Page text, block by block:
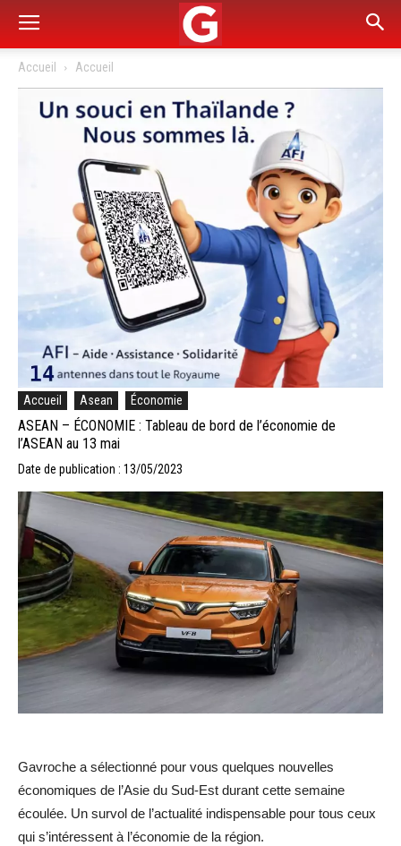
Accueil Accueil
Accueil Asean Économie
ASEAN – ÉCONOMIE : Tableau de bord de l’économie de
l’ASEAN au 13 mai
Date de publication : 13/05/2023
Gavroche a sélectionné pour vous quelques nouvelles
économiques de l’Asie du Sud-Est durant cette semaine
écoulée. Un survol de l’actualité indispensable pour tous ceux
qui s’intéressent à l’économie de la région.